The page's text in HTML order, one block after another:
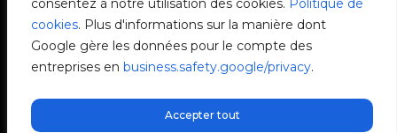
consentez à notre utilisation des cookies. Politique de
cookies. Plus d'informations sur la manière dont
Google gère les données pour le compte des
entreprises en business.safety.google/privacy.
Accepter tout
V2C Payments
Blog